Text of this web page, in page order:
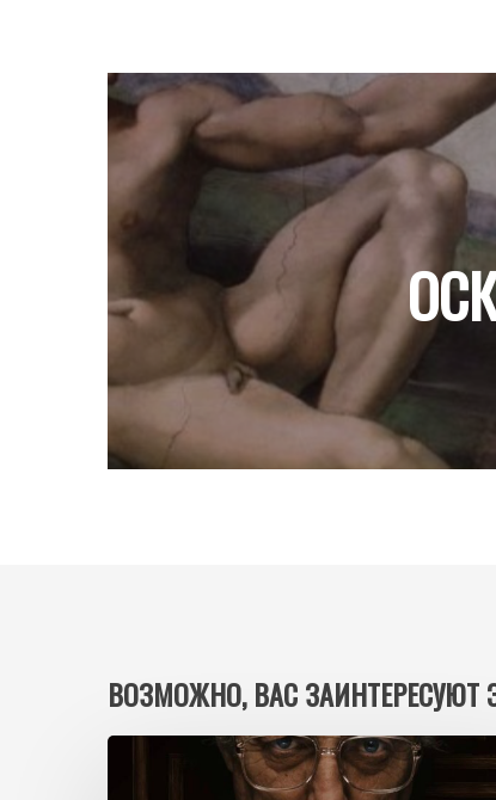
ВОЗМОЖНО, ВАС ЗАИНТЕРЕСУЮТ